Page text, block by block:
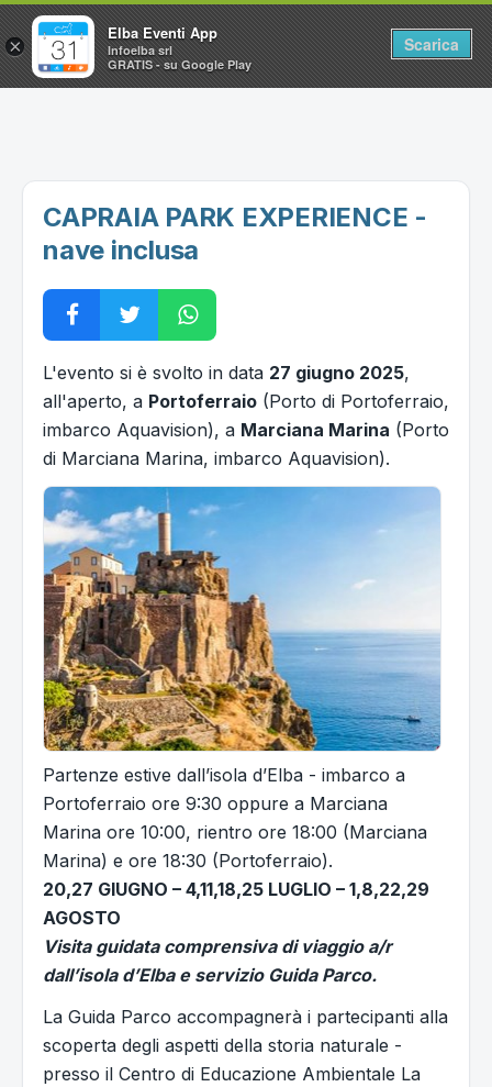
Home
Utilità
Vacanze all'Isola d'Elba
CAPRAIA PARK EXPERIENCE -
nave inclusa
L'evento si è svolto in data 27 giugno 2025,
all'aperto, a Portoferraio (Porto di Portoferraio,
imbarco Aquavision), a Marciana Marina (Porto
di Marciana Marina, imbarco Aquavision).
Partenze estive dall’isola d’Elba - imbarco a
Portoferraio ore 9:30 oppure a Marciana
Marina ore 10:00, rientro ore 18:00 (Marciana
Marina) e ore 18:30 (Portoferraio).
20,27 GIUGNO – 4,11,18,25 LUGLIO – 1,8,22,29
AGOSTO
Visita guidata comprensiva di viaggio a/r
dall’isola d’Elba e servizio Guida Parco.
La Guida Parco accompagnerà i partecipanti alla
scoperta degli aspetti della storia naturale -
presso il Centro di Educazione Ambientale La
×
Elba Eventi App
Infoelba srl
GRATIS - su Google Play
Scarica